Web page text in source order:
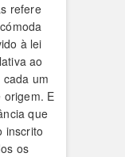
refere
à lei
ao
um
origem. E
que
inscrito
os